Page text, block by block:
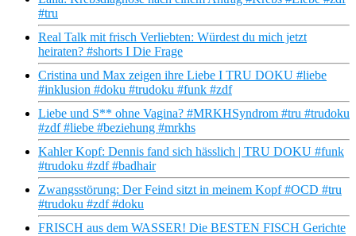
#tru
Real Talk mit frisch Verliebten: Würdest du mich jetzt
heiraten? #shorts I Die Frage
Cristina und Max zeigen ihre Liebe I TRU DOKU #liebe
#inklusion #doku #trudoku #funk #zdf
Liebe und S** ohne Vagina? #MRKHSyndrom #tru #trudoku
#zdf #liebe #beziehung #mrkhs
Kahler Kopf: Dennis fand sich hässlich | TRU DOKU #funk
#trudoku #zdf #badhair
Zwangsstörung: Der Feind sitzt in meinem Kopf #OCD #tru
#trudoku #zdf #doku
FRISCH aus dem WASSER! Die BESTEN FISCH Gerichte